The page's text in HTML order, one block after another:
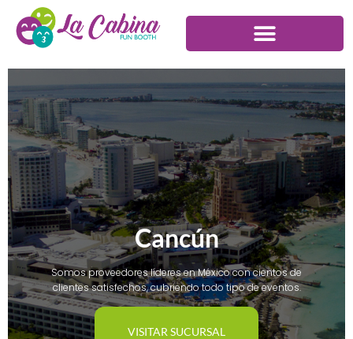
Cancún
Somos proveedores líderes en México con cientos de
clientes satisfechos, cubriendo todo tipo de eventos.
VISITAR SUCURSAL